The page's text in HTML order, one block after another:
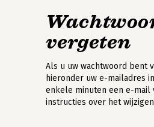
vergeten
Als u uw wachtwoord bent
hieronder uw e-mailadres
enkele minuten een e-mail
instructies over het